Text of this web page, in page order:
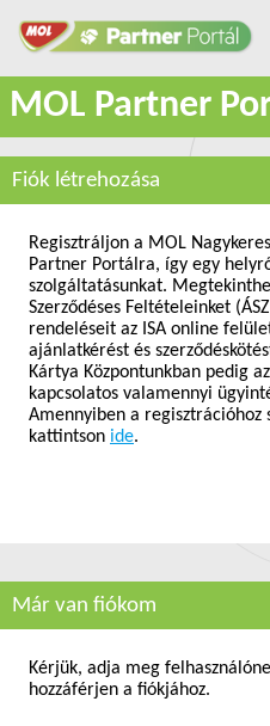
MOL Partner
Fiók létrehozása
Regisztráljon a MOL
Partner Portálra, így egy
szolgáltatásunkat.
Szerződéses Feltételeinket
rendeléseit az ISA online
ajánlatkérést és
Kártya Központunkban pedig
kapcsolatos valamennyi
Amennyiben a regisztrációhoz
kattintson ide.
Már van fiókom
Kérjük, adja meg
hozzáférjen a fiókjához.